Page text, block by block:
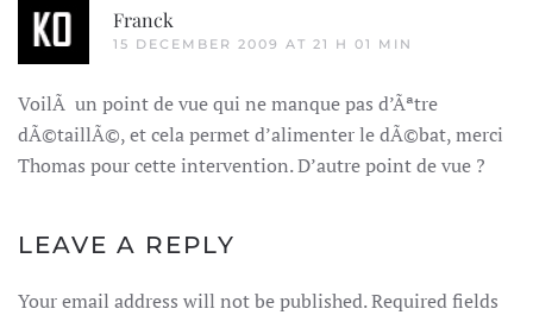
Franck
15 DECEMBER 2009 AT 21 H 01 MIN
VoilÃ un point de vue qui ne manque pas d’Ãªtre
dÃ©taillÃ©, et cela permet d’alimenter le dÃ©bat, merci
Thomas pour cette intervention. D’autre point de vue ?
LEAVE A REPLY
Your email address will not be published. Required fields